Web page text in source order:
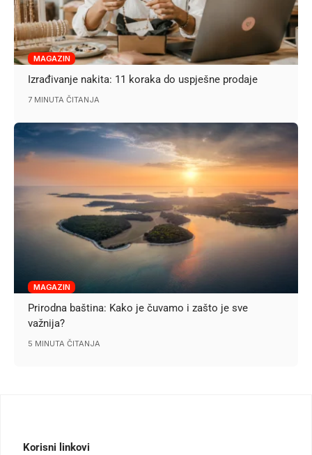
MAGAZIN
Izrađivanje nakita: 11 koraka do uspješne prodaje
7 MINUTA ČITANJA
MAGAZIN
Prirodna baština: Kako je čuvamo i zašto je sve
važnija?
5 MINUTA ČITANJA
Korisni linkovi